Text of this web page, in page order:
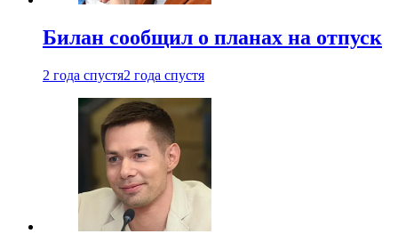
Билан сообщил о планах на отпуск
2 года спустя2 года спустя